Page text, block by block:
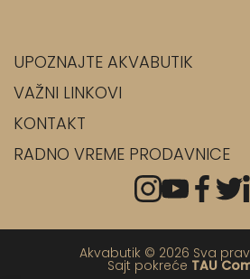
UPOZNAJTE AKVABUTIK
VAŽNI LINKOVI
KONTAKT
RADNO VREME PRODAVNICE
Akvabutik © 2026 Sva
Sajt pokreće TAU